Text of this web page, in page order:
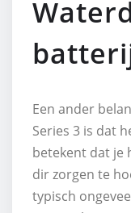
Een ander
Series 3 is dat
betekent dat je
dir zorgen te
typisch